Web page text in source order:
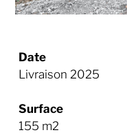
Date
Livraison 2025
Surface
155 m2